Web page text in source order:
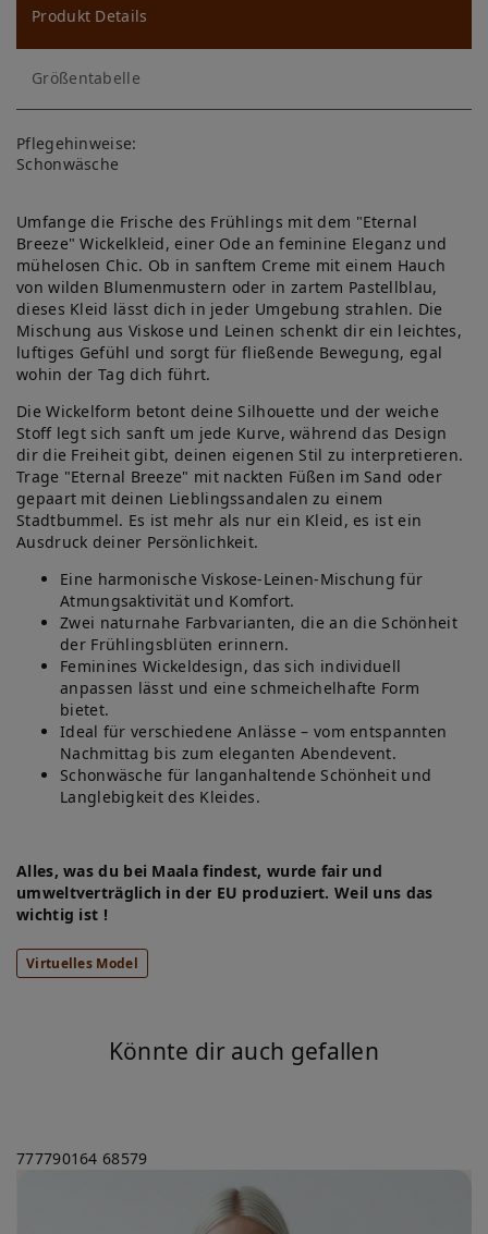
Produkt Details
Größentabelle
Pflegehinweise:
Schonwäsche
Umfange die Frische des Frühlings mit dem "Eternal
Breeze" Wickelkleid, einer Ode an feminine Eleganz und
mühelosen Chic. Ob in sanftem Creme mit einem Hauch
von wilden Blumenmustern oder in zartem Pastellblau,
dieses Kleid lässt dich in jeder Umgebung strahlen. Die
Mischung aus Viskose und Leinen schenkt dir ein leichtes,
luftiges Gefühl und sorgt für fließende Bewegung, egal
wohin der Tag dich führt.
Die Wickelform betont deine Silhouette und der weiche
Stoff legt sich sanft um jede Kurve, während das Design
dir die Freiheit gibt, deinen eigenen Stil zu interpretieren.
Trage "Eternal Breeze" mit nackten Füßen im Sand oder
gepaart mit deinen Lieblingssandalen zu einem
Stadtbummel. Es ist mehr als nur ein Kleid, es ist ein
Ausdruck deiner Persönlichkeit.
Eine harmonische Viskose-Leinen-Mischung für
Atmungsaktivität und Komfort.
Zwei naturnahe Farbvarianten, die an die Schönheit
der Frühlingsblüten erinnern.
Feminines Wickeldesign, das sich individuell
anpassen lässt und eine schmeichelhafte Form
bietet.
Ideal für verschiedene Anlässe – vom entspannten
Nachmittag bis zum eleganten Abendevent.
Schonwäsche für langanhaltende Schönheit und
Langlebigkeit des Kleides.
Alles, was du bei Maala findest, wurde fair und
umweltverträglich in der EU produziert. Weil uns das
wichtig ist !
Virtuelles Model
Könnte dir auch gefallen
777790164 68579